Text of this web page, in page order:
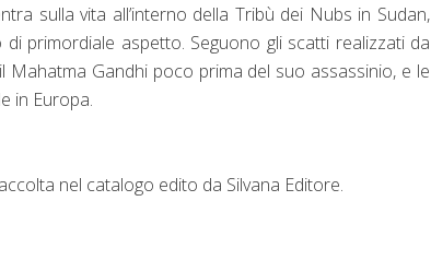
sulla vita all’interno della Tribù dei Nubs in Sudan,
primordiale aspetto. Seguono gli scatti realizzati da
Gandhi poco prima del suo assassinio, e le
in Europa.
nel catalogo edito da Silvana Editore.